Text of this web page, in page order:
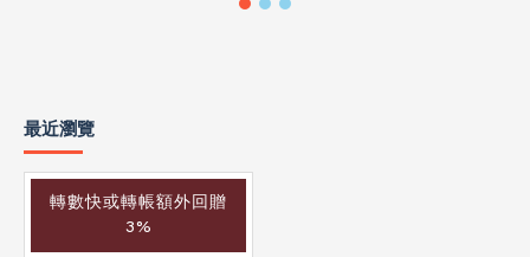
最近瀏覽
轉數快或轉帳額外回贈
3%